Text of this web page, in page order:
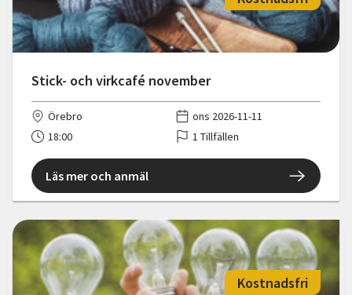
Stick- och virkcafé november
Örebro
ons 2026-11-11
18:00
1 Tillfällen
Läs mer och anmäl
Kostnadsfri